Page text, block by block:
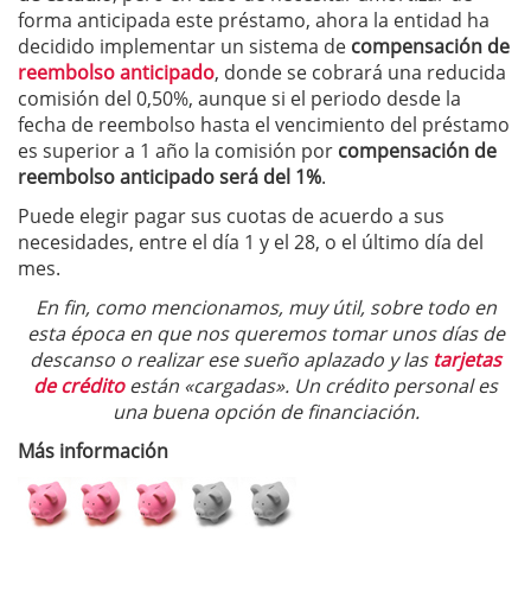
forma anticipada este préstamo, ahora la entidad ha
decidido implementar un sistema de compensación de
reembolso anticipado, donde se cobrará una reducida
comisión del 0,50%, aunque si el periodo desde la
fecha de reembolso hasta el vencimiento del préstamo
es superior a 1 año la comisión por compensación de
reembolso anticipado será del 1%.
Puede elegir pagar sus cuotas de acuerdo a sus
necesidades, entre el día 1 y el 28, o el último día del
mes.
En fin, como mencionamos, muy útil, sobre todo en
esta época en que nos queremos tomar unos días de
descanso o realizar ese sueño aplazado y lastarjetas
de créditoestán «cargadas». Un crédito personal es
una buena opción de financiación.
Más información